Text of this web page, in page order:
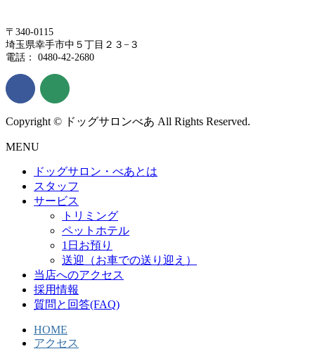
〒340-0115
埼玉県幸手市中５丁目２３−３
電話： 0480-42-2680
Copyright © ドッグサロンべあ All Rights Reserved.
MENU
ドッグサロン・べあとは
スタッフ
サービス
トリミング
ペットホテル
1日お預り
送迎（お車での送り迎え）
当店へのアクセス
採用情報
質問と回答(FAQ)
HOME
アクセス